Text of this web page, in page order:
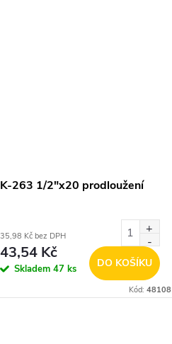
K-263 1/2"x20 prodloužení
35,98 Kč bez DPH
43,54 Kč
Skladem47 ks DO KOŠÍKU
Kód: 48108